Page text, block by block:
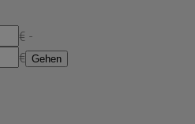
€ -
€ Gehen